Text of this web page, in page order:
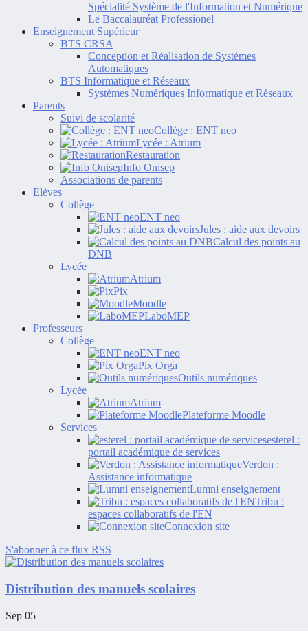
Spécialité Système de l'Information et Numérique
Le Baccalauréat Professionel
Enseignement Supérieur
BTS CRSA
Conception et Réalisation de Systèmes
Automatiques
BTS Informatique et Réseaux
Systèmes Numériques Informatique et Réseaux
Parents
Suivi de scolarité
Collège : ENT neo
Lycée : Atrium
Restauration
Info Onisep
Associations de parents
Elèves
Collège
ENT neo
Jules : aide aux devoirs
Calcul des points au
DNB
Lycée
Atrium
Pix
Moodle
LaboMEP
Professeurs
Collège
ENT neo
Pix Orga
Outils numériques
Lycée
Atrium
Plateforme Moodle
Services
esterel :
portail académique de services
Verdon :
Assistance informatique
Lumni enseignement
Tribu :
espaces collaboratifs de l'EN
Connexion site
S'abonner à ce flux RSS
Distribution des manuels scolaires
Sep 05